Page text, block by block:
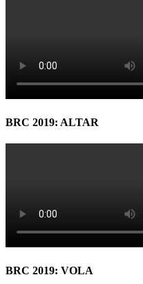
BRC 2019: ALTAR
BRC 2019: VOLA